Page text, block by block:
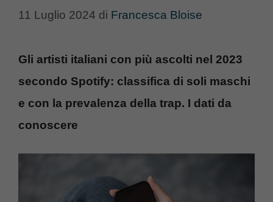
11 Luglio 2024 di Francesca Bloise
Gli artisti italiani con più ascolti nel 2023
secondo Spotify: classifica di soli maschi
e con la prevalenza della trap. I dati da
conoscere